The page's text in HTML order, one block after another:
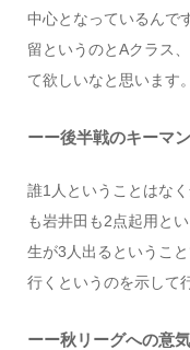
中心となっているんで
留というのとAクラス
て欲しいなと思います。
ーー後半戦のキーマ
誰1人ということはな
も岩井田も2点起用と
生が3人出るというこ
行くというのを示して
ーー秋リーグへの意